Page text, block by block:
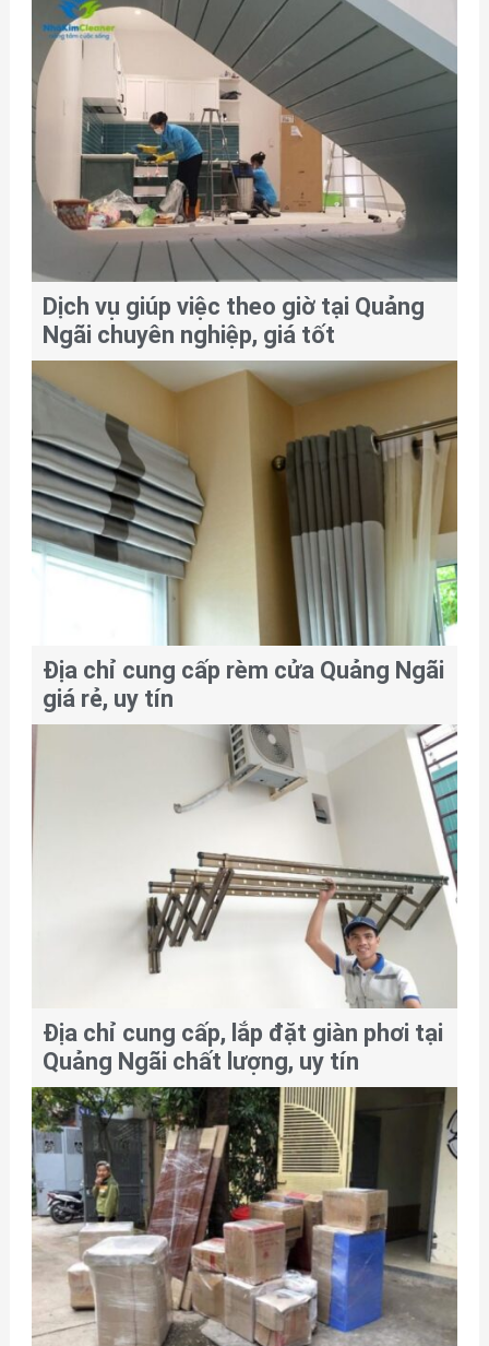
Dịch vụ giúp việc theo giờ tại Quảng
Ngãi chuyên nghiệp, giá tốt
Địa chỉ cung cấp rèm cửa Quảng Ngãi
giá rẻ, uy tín
Địa chỉ cung cấp, lắp đặt giàn phơi tại
Quảng Ngãi chất lượng, uy tín